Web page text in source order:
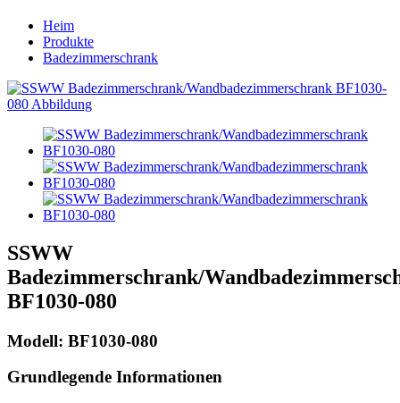
Heim
Produkte
Badezimmerschrank
SSWW
Badezimmerschrank/
BF1030-080
Modell: BF1030-080
Grundlegende Informationen